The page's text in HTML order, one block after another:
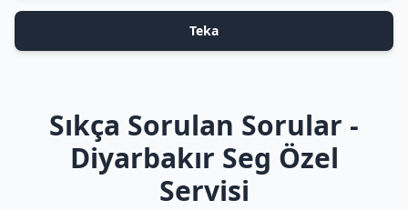
Teka
Sıkça Sorulan Sorular -
Diyarbakır Seg Özel
Servisi